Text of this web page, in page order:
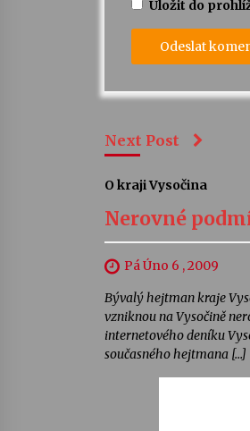
Uložit do
Next Post
O kraji Vysočina
Nerovné
Pá Úno 6 , 2009
Bývalý hejtman kraje
vzniknou na Vysočině
internetového deníku
současného hejtmana […]